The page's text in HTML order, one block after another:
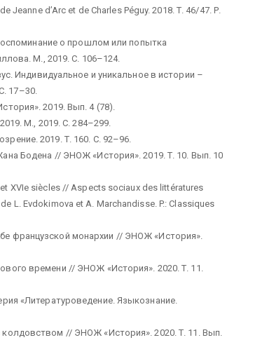
Jeanne d’Arc et de Charles Péguy. 2018. Т. 46/47. Р.
о прошлом или попытка
М., 2019. С. 106–124.
Индивидуальное и уникальное в истории –
17–30.
2019. Вып. 4 (78).
М., 2019. С. 284–299.
2019. Т. 160. С. 92–96.
Бодена // ЭНОЖ «История». 2019. Т. 10. Вып. 10
XVIe siècles // Aspects sociaux des littératures
L. Evdokimova et A. Marchandisse. P.: Classiques
французской монархии // ЭНОЖ «История».
времени // ЭНОЖ «История». 2020. Т. 11.
«Литературоведение. Языкознание.
колдовством // ЭНОЖ «История». 2020. Т. 11. Вып.